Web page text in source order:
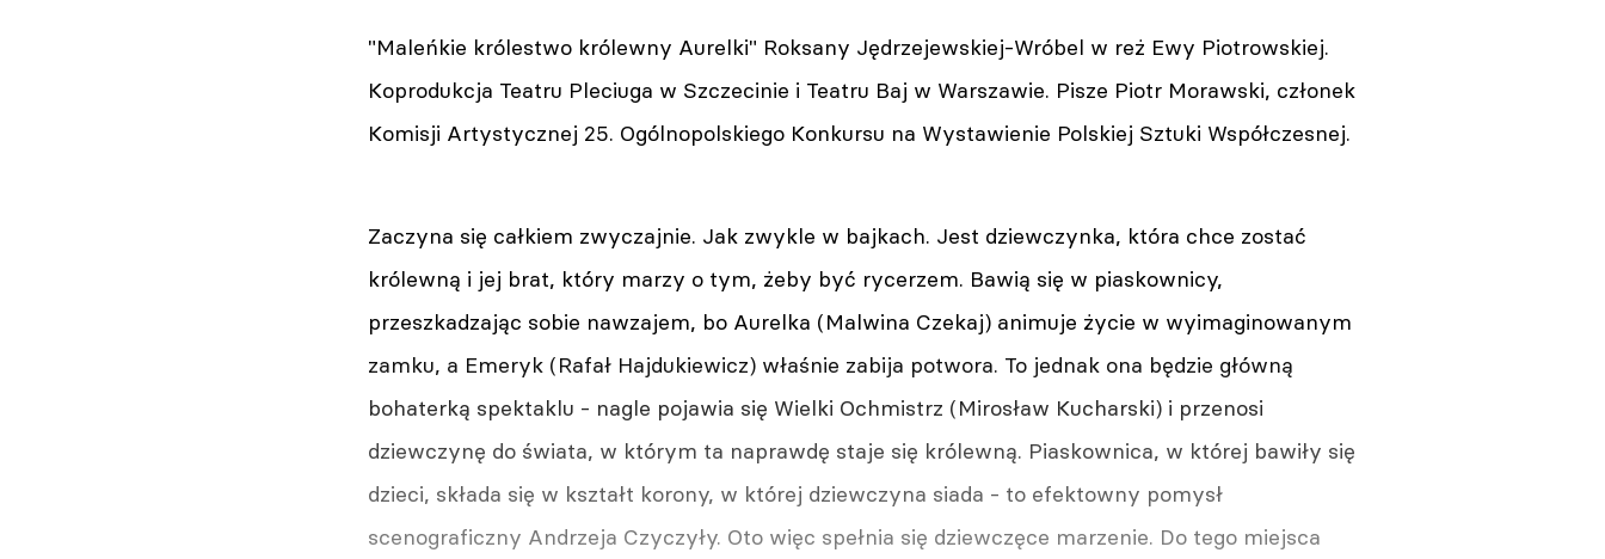
"Maleńkie królestwo królewny Aurelki" Roksany Jędrzejewskiej-Wróbel w reż Ewy Piotrowskiej.
Koprodukcja Teatru Pleciuga w Szczecinie i Teatru Baj w Warszawie. Pisze Piotr Morawski, członek
Komisji Artystycznej 25. Ogólnopolskiego Konkursu na Wystawienie Polskiej Sztuki Współczesnej.
Zaczyna się całkiem zwyczajnie. Jak zwykle w bajkach. Jest dziewczynka, która chce zostać
królewną i jej brat, który marzy o tym, żeby być rycerzem. Bawią się w piaskownicy,
przeszkadzając sobie nawzajem, bo Aurelka (Malwina Czekaj) animuje życie w wyimaginowanym
zamku, a Emeryk (Rafał Hajdukiewicz) właśnie zabija potwora. To jednak ona będzie główną
bohaterką spektaklu - nagle pojawia się Wielki Ochmistrz (Mirosław Kucharski) i przenosi
dziewczynę do świata, w którym ta naprawdę staje się królewną. Piaskownica, w której bawiły się
dzieci, składa się w kształt korony, w której dziewczyna siada - to efektowny pomysł
scenograficzny Andrzeja Czyczyły. Oto więc spełnia się dziewczęce marzenie. Do tego miejsca